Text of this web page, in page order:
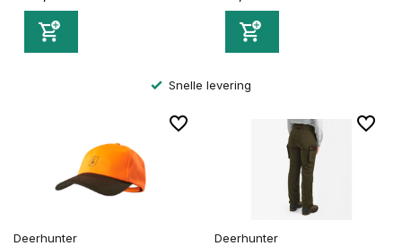
Snelle levering
Deerhunter
Deerhunter